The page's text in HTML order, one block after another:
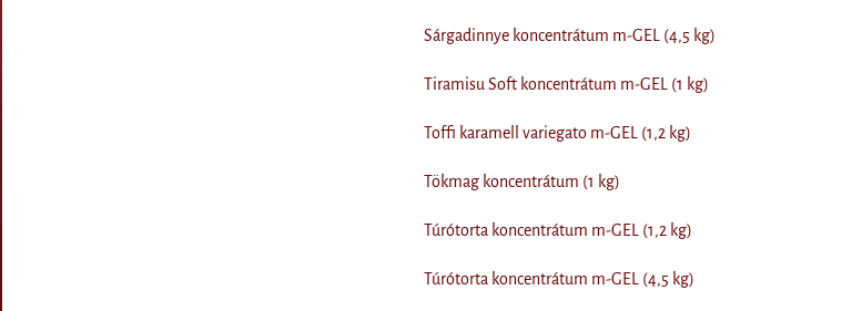
Sárgadinnye koncentrátum m-GEL (4,5 kg)
Tiramisu Soft koncentrátum m-GEL (1 kg)
Toffi karamell variegato m-GEL (1,2 kg)
Tökmag koncentrátum (1 kg)
Túrótorta koncentrátum m-GEL (1,2 kg)
Túrótorta koncentrátum m-GEL (4,5 kg)